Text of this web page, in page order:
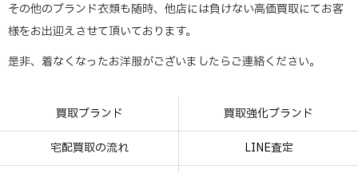
その他のブランド衣類も随時、他店には負けない高価買取にてお客
様をお出迎えさせて頂いております。
是非、着なくなったお洋服がございましたらご連絡ください。
買取ブランド 買取強化ブランド
宅配買取の流れ LINE査定